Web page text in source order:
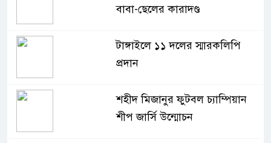
বাবা-ছেলের কারাদণ্ড
টাঙ্গাইলে ১১ দলের স্মারকলিপি
প্রদান
শহীদ মিজানুর ফুটবল চ্যাম্পিয়ান
শীপ জার্সি উন্মোচন